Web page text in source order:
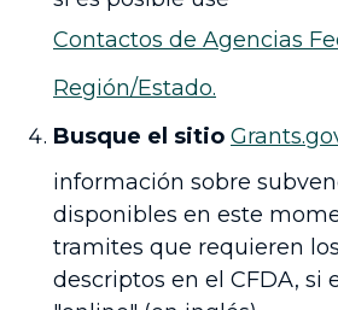
Contactos de Agencias
Región/Estado.
Busque el sitio
información sobre
disponibles en este
tramites que requieren
descriptos en el CFDA, si